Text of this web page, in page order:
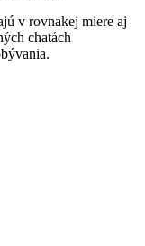
v rovnakej miere aj
chatách